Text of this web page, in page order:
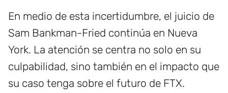
En medio de esta incertidumbre, el juicio de
Sam Bankman-Fried continúa en Nueva
York. La atención se centra no solo en su
culpabilidad, sino también en el impacto que
su caso tenga sobre el futuro de FTX.